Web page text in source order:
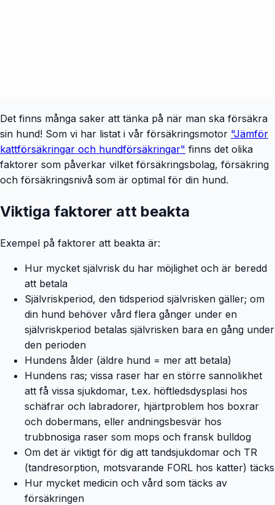
Det finns många saker att tänka på när man ska försäkra
sin hund! Som vi har listat i vår försäkringsmotor "Jämför
kattförsäkringar och hundförsäkringar" finns det olika
faktorer som påverkar vilket försäkringsbolag, försäkring
och försäkringsnivå som är optimal för din hund.
Viktiga faktorer att beakta
Exempel på faktorer att beakta är:
Hur mycket självrisk du har möjlighet och är beredd
att betala
Självriskperiod, den tidsperiod självrisken gäller; om
din hund behöver vård flera gånger under en
självriskperiod betalas självrisken bara en gång under
den perioden
Hundens ålder (äldre hund = mer att betala)
Hundens ras; vissa raser har en större sannolikhet
att få vissa sjukdomar, t.ex. höftledsdysplasi hos
schäfrar och labradorer, hjärtproblem hos boxrar
och dobermans, eller andningsbesvär hos
trubbnosiga raser som mops och fransk bulldog
Om det är viktigt för dig att tandsjukdomar och TR
(tandresorption, motsvarande FORL hos katter) täcks
Hur mycket medicin och vård som täcks av
försäkringen